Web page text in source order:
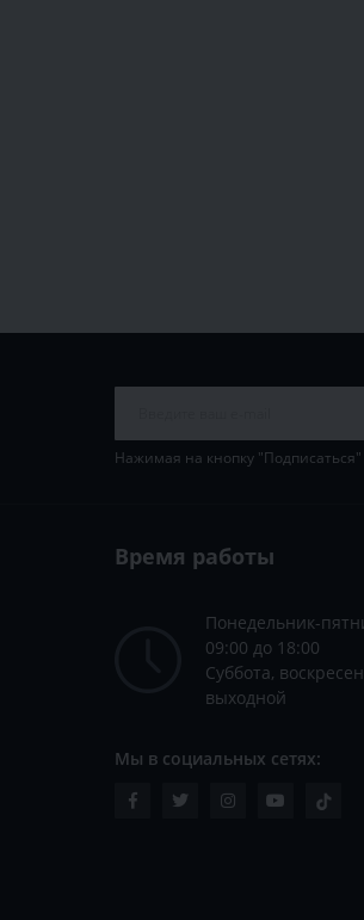
Нажимая на кнопку
Время работы
Понедельник-
09:00 до 18:00
Суббота,
выходной
Мы в социальных сетях: